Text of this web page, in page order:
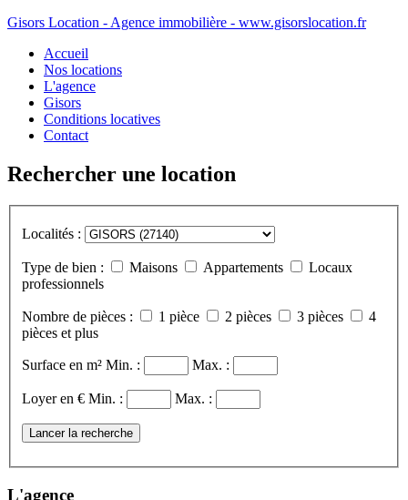
Gisors Location - Agence immobilière - www.gisorslocation.fr
Accueil
Nos locations
L'agence
Gisors
Conditions locatives
Contact
Rechercher une location
Localités :
Type de bien : Maisons Appartements
Locaux
professionnels
Nombre de pièces : 1 pièce 2 pièces 3 pièces
4
pièces et plus
Surface en m² Min. : Max. :
Loyer en € Min. : Max. :
Lancer la recherche
L'agence